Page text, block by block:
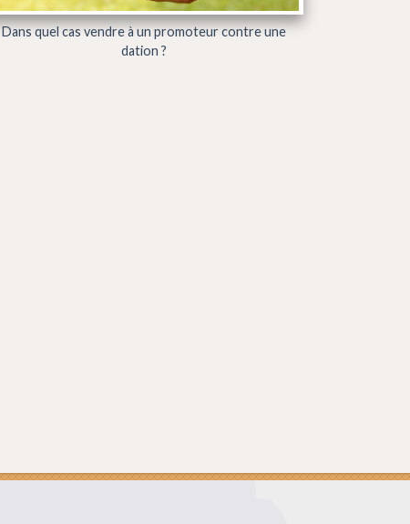
Dans quel cas vendre à un promoteur contre une
dation ?